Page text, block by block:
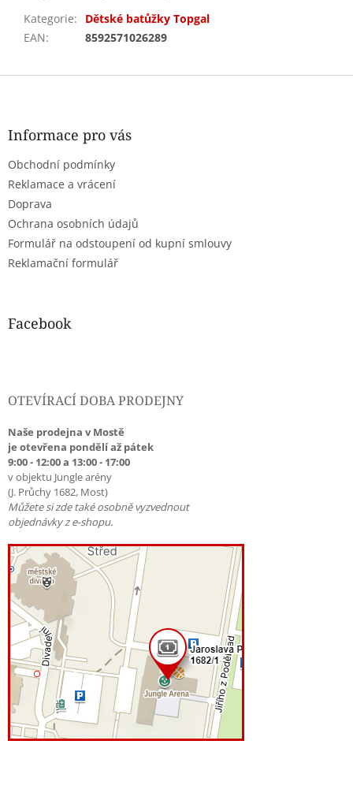
Kategorie:
Dětské batůžky Topgal
EAN: 8592571026289
Z
Informace pro vás
Obchodní podmínky
Reklamace a vrácení
Doprava
Ochrana osobních údajů
Formulář na odstoupení od kupní smlouvy
Reklamační formulář
Facebook
OTEVÍRACÍ DOBA PRODEJNY
Naše prodejna v Mostě
je otevřena pondělí až pátek
9:00 - 12:00 a 13:00 - 17:00
v objektu Jungle arény
(J. Průchy 1682, Most)
Můžete si zde také osobně vyzvednout
objednávky z e-shopu.